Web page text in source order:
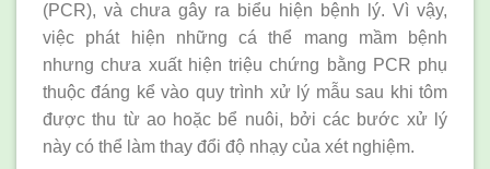
(PCR), và chưa gây ra biểu hiện bệnh lý. Vì vậy,
việc phát hiện những cá thể mang mầm bệnh
nhưng chưa xuất hiện triệu chứng bằng PCR phụ
thuộc đáng kể vào quy trình xử lý mẫu sau khi tôm
được thu từ ao hoặc bể nuôi, bởi các bước xử lý
này có thể làm thay đổi độ nhạy của xét nghiệm.